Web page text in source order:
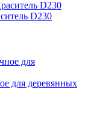
D230
для деревянных